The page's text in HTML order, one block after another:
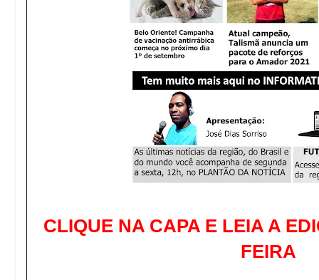
CLIQUE NA CAPA E LEIA A
FEIRA